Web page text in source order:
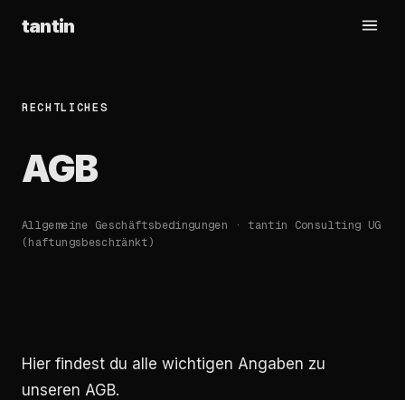
tantin
RECHTLICHES
AGB
Allgemeine Geschäftsbedingungen · tantin Consulting UG
(haftungsbeschränkt)
Hier findest du alle wichtigen Angaben zu
unseren AGB.